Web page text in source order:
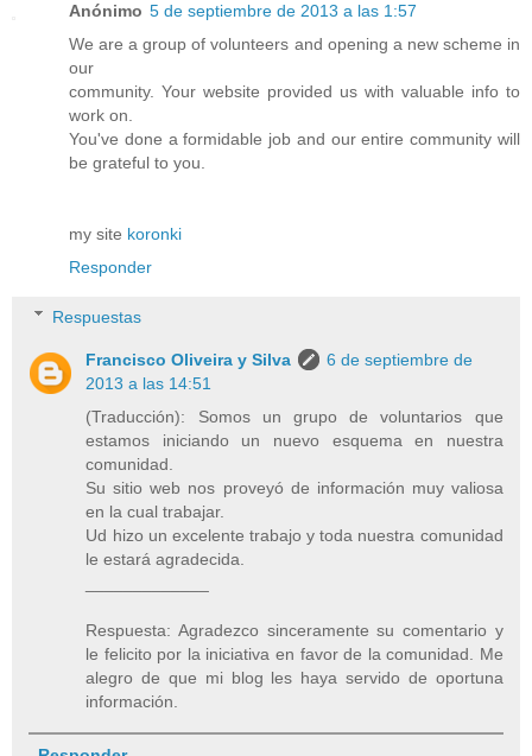
Anónimo 5 de septiembre de 2013 a las 1:57
We are a group of volunteers and opening a new scheme in
our
community. Your website provided us with valuable info to
work on.
You've done a formidable job and our entire community will
be grateful to you.
my site koronki
Responder
Respuestas
Francisco Oliveira y Silva
6 de septiembre de
2013 a las 14:51
(Traducción): Somos un grupo de voluntarios que
estamos iniciando un nuevo esquema en nuestra
comunidad.
Su sitio web nos proveyó de información muy valiosa
en la cual trabajar.
Ud hizo un excelente trabajo y toda nuestra comunidad
le estará agradecida.
Respuesta: Agradezco sinceramente su comentario y
le felicito por la iniciativa en favor de la comunidad. Me
alegro de que mi blog les haya servido de oportuna
información.